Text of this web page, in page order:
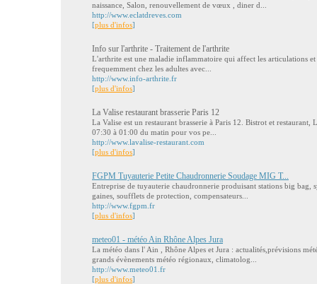
naissance, Salon, renouvellement de vœux , diner d...
http://www.eclatdreves.com
[plus d'infos]
Info sur l'arthrite - Traitement de l'arthrite
L'arthrite est une maladie inflammatoire qui affect les articulations
frequemment chez les adultes avec...
http://www.info-arthrite.fr
[plus d'infos]
La Valise restaurant brasserie Paris 12
La Valise est un restaurant brasserie à Paris 12. Bistrot et restaurant,
07:30 à 01:00 du matin pour vos pe...
http://www.lavalise-restaurant.com
[plus d'infos]
FGPM Tuyauterie Petite Chaudronnerie Soudage MIG T...
Entreprise de tuyauterie chaudronnerie produisant stations big bag,
gaines, soufflets de protection, compensateurs...
http://www.fgpm.fr
[plus d'infos]
meteo01 - météo Ain Rhône Alpes Jura
La météo dans l' Ain , Rhône Alpes et Jura : actualités,prévisions
grands évènements météo régionaux, climatolog...
http://www.meteo01.fr
[plus d'infos]